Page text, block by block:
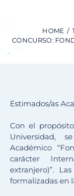
HOME
CONCURSO:
Estimados/as
Con el
Universidad,
Académico
carácter
extranjero)”.
formalizadas en la